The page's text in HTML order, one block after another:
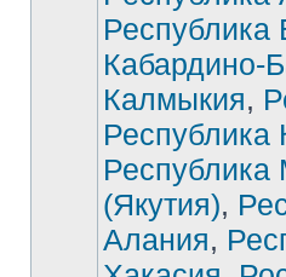
Республика
Кабардино-
Калмыкия,
Республика
Республика
(Якутия),
Алания,